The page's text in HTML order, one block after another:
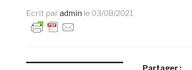
Ecrit par admin le 03/08/2021
Partager :